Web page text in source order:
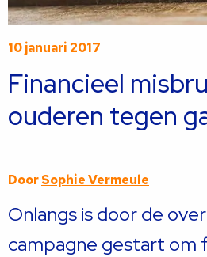
10 januari 2017
Financieel
ouderen tegen
DoorSophie Vermeule
Onlangs is door de
campagne gestart om